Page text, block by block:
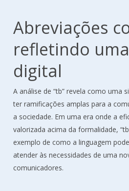
Abreviações
refletindo
digital
A análise de “tb” revela como uma
ter ramificações amplas para a
a sociedade. Em uma era onde a
valorizada acima da formalidade,
exemplo de como a linguagem
atender às necessidades de uma
comunicadores.